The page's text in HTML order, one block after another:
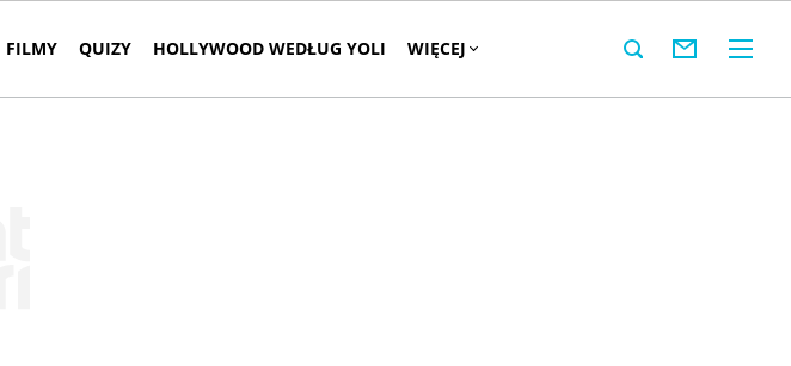
FILMY QUIZY HOLLYWOOD WEDŁUG YOLI WIĘCEJ